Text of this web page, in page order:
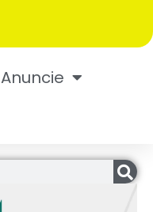
Anuncie